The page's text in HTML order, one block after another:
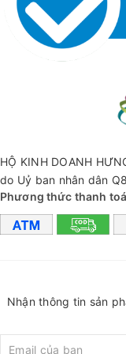
+ Thương hiệu:
+ Model: M38
+ Hỗ trợ sạc pin &
+ Trọng lượng: 55g
+ Chất liệu bằng
#yendang0812
HỘ KINH DOANH
do Uỷ ban nhân dân
Phương thức thanh
Nhận thông tin sản